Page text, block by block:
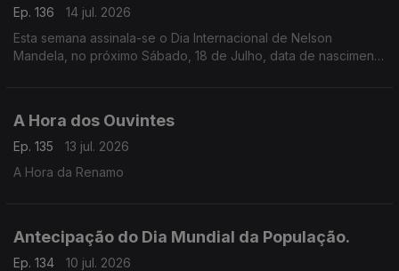
Ep. 136
14 jul. 2026
Esta semana assinala-se o Dia Internacional de Nelson
Mandela, no próximo Sábado, 18 de Julho, data de nascimento
A Hora dos Ouvintes
Ep. 135
13 jul. 2026
A Hora da Renamo
Antecipação do Dia Mundial da População.
Ep. 134 10 jul. 2026